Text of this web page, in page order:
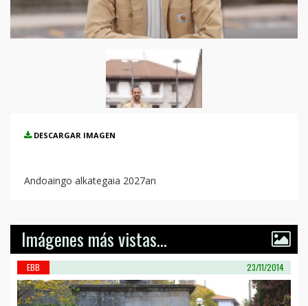
DESCARGAR IMAGEN
Andoaingo alkategaia 2027an
Imágenes más vistas...
EBB 23/11/2014